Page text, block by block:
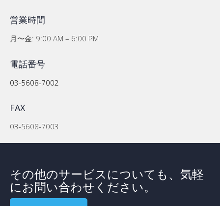
営業時間
月〜金: 9:00 AM – 6:00 PM
電話番号
03-5608-7002
FAX
03-5608-7003
その他のサービスについても、気軽
にお問い合わせください。